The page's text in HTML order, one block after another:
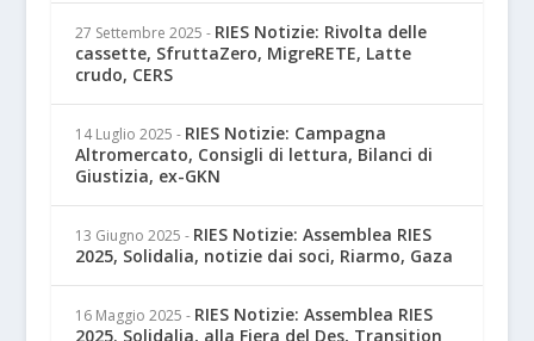
27 Settembre 2025 - RIES Notizie: Rivolta delle
cassette, SfruttaZero, MigreRETE, Latte
crudo, CERS
14 Luglio 2025 - RIES Notizie: Campagna
Altromercato, Consigli di lettura, Bilanci di
Giustizia, ex-GKN
13 Giugno 2025 - RIES Notizie: Assemblea RIES
2025, Solidalia, notizie dai soci, Riarmo, Gaza
16 Maggio 2025 - RIES Notizie: Assemblea RIES
2025. Solidalia, alla Fiera del Des, Transition